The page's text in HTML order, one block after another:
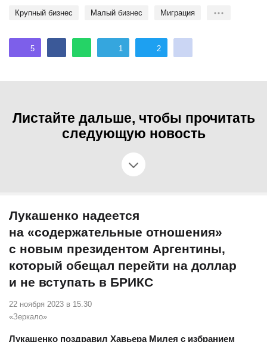
крупный бизнес Малый бизнес миграция
5 1 2
Листайте дальше, чтобы прочитать
следующую новость